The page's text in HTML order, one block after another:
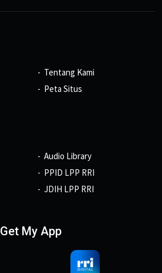
Tentang Kami
Peta Situs
Audio Library
PPID LPP RRI
JDIH LPP RRI
Get My App